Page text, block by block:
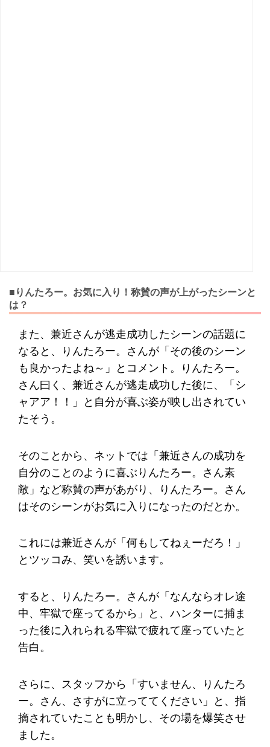
■りんたろー。お気に入り！称賛の声が上がったシーンと
は？
また、兼近さんが逃走成功したシーンの話題に
なると、りんたろー。さんが「その後のシーン
も良かったよね～」とコメント。りんたろー。
さん曰く、兼近さんが逃走成功した後に、「シ
ャアア！！」と自分が喜ぶ姿が映し出されてい
たそう。
そのことから、ネットでは「兼近さんの成功を
自分のことのように喜ぶりんたろー。さん素
敵」など称賛の声があがり、りんたろー。さん
はそのシーンがお気に入りになったのだとか。
これには兼近さんが「何もしてねぇーだろ！」
とツッコみ、笑いを誘います。
すると、りんたろー。さんが「なんならオレ途
中、牢獄で座ってるから」と、ハンターに捕ま
った後に入れられる牢獄で疲れて座っていたと
告白。
さらに、スタッフから「すいません、りんたろ
ー。さん、さすがに立っててください」と、指
摘されていたことも明かし、その場を爆笑させ
ました。